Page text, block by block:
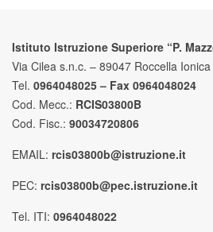
Istituto Istruzione Superiore “P.
Via Cilea s.n.c. – 89047 Roccella Ionica
Tel. 0964048025 – Fax 0964048024
Cod. Mecc.: RCIS03800B
Cod. Fisc.: 90034720806
EMAIL: rcis03800b@istruzione.it
PEC: rcis03800b@pec.istruzione.it
Tel. ITI: 0964048022